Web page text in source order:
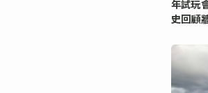
年試玩
史回顧